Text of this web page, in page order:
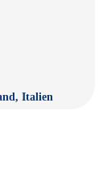
Italien